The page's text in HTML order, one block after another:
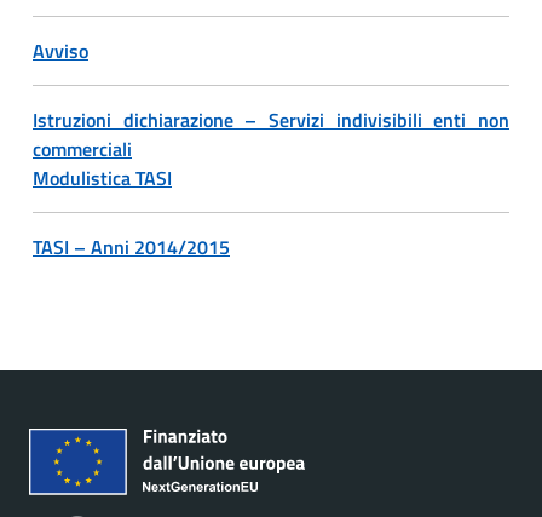
Avviso
Istruzioni dichiarazione – Servizi indivisibili enti non
commerciali
Modulistica TASI
TASI – Anni 2014/2015